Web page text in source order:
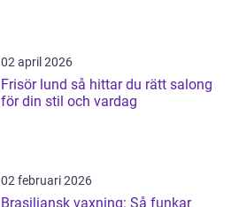
02 april 2026
Frisör lund så hittar du rätt salong
för din stil och vardag
02 februari 2026
Brasiliansk vaxning: Så funkar